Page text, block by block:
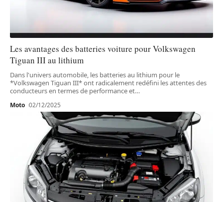
Les avantages des batteries voiture pour Volkswagen
Tiguan III au lithium
Dans l'univers automobile, les batteries au lithium pour le
*Volkswagen Tiguan III* ont radicalement redéfini les attentes des
conducteurs en termes de performance et…
Moto 02/12/2025